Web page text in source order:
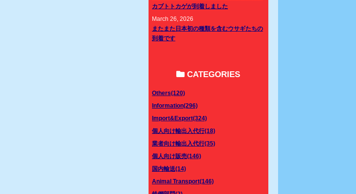
カブトトカゲが到着しました
March 26, 2026
またまた日本初の種類を含むウサギたちの
到着です
CATEGORIES
Others(120)
Information(296)
Import&Export(324)
個人向け輸出入代行(18)
業者向け輸出入代行(35)
個人向け販売(146)
国内輸送(14)
Animal Transport(146)